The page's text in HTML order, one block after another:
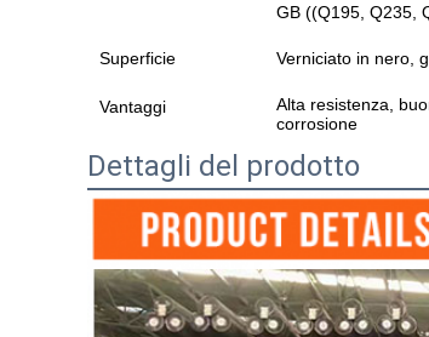
GB ((Q195, Q235,
Superficie Verniciato in nero,
Vantaggi
Alta resistenza,
corrosione
Dettagli del prodotto